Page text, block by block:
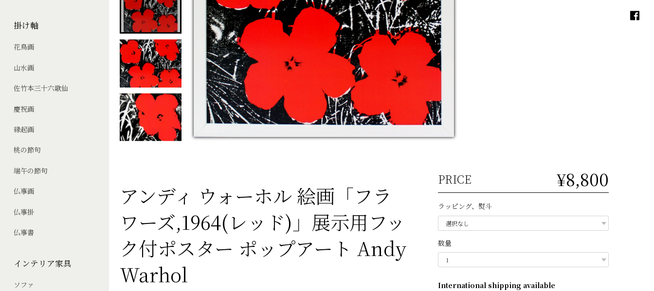
掛け軸
花鳥画
山水画
佐竹本三十六歌仙
慶祝画
縁起画
桃の節句
端午の節句
仏事画
仏事掛
仏事書
インテリア家具
ソファ
アンディ ウォーホル 絵画「フラ
ワーズ,1964(レッド)」展示用フッ
ク付ポスター ポップアート Andy
Warhol
PRICE ¥8,800
ラッピング、熨斗
数量
International shipping available